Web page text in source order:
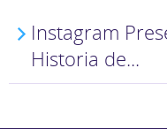
Instagram
Historia de...